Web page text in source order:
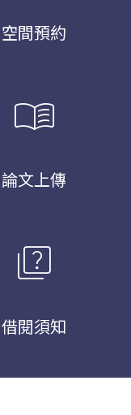
空間預約
menu_book
論文上傳
quiz
借閱須知